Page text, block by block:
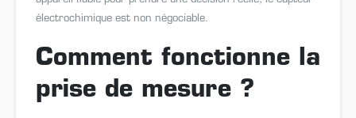
électrochimique est non négociable.
Comment fonctionne la
prise de mesure ?